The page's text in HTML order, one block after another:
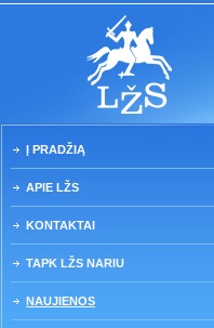
Į PRADŽIĄ
APIE LŽS
KONTAKTAI
TAPK LŽS NARIU
NAUJIENOS